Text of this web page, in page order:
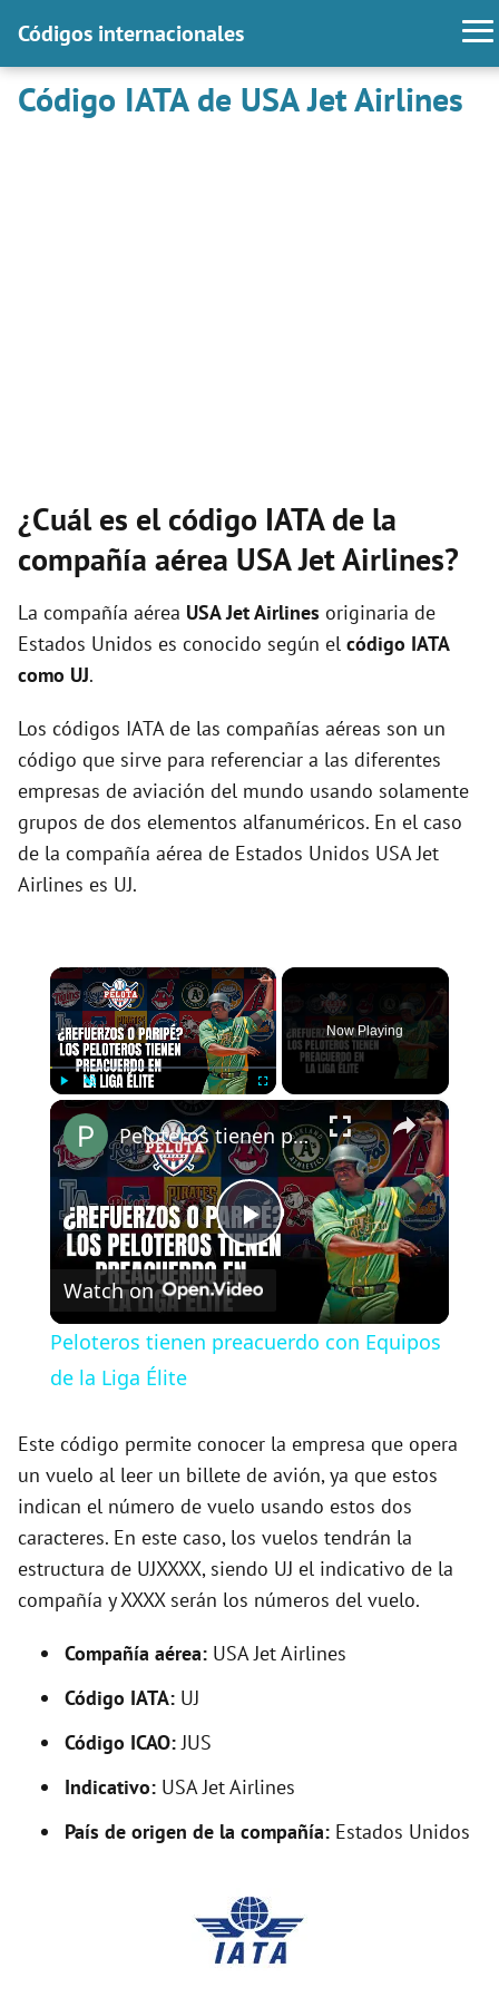
Códigos internacionales
Código IATA de USA Jet Airlines
¿Cuál es el código IATA de la
compañía aérea USA Jet Airlines?
La compañía aérea USA Jet Airlines originaria de
Estados Unidos es conocido según el código IATA
como UJ.
Los códigos IATA de las compañías aéreas son un
código que sirve para referenciar a las diferentes
empresas de aviación del mundo usando solamente
grupos de dos elementos alfanuméricos. En el caso
de la compañía aérea de Estados Unidos USA Jet
Airlines es UJ.
×
Now Playing
×
P
y
V
i
d
o
Peloteros tienen preacuerdo con Equipos de la Liga Élite
Watch on
Peloteros tienen preacuerdo con Equipos
de la Liga Élite
Este código permite conocer la empresa que opera
un vuelo al leer un billete de avión, ya que estos
indican el número de vuelo usando estos dos
caracteres. En este caso, los vuelos tendrán la
estructura de UJXXXX, siendo UJ el indicativo de la
compañía y XXXX serán los números del vuelo.
Compañía aérea: USA Jet Airlines
Código IATA: UJ
Código ICAO:JUS
Indicativo: USA Jet Airlines
País de origen de la compañía: Estados Unidos